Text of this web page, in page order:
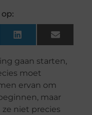
LinkedIn Email
gaan starten,
moet
ervan om
maar
niet precies